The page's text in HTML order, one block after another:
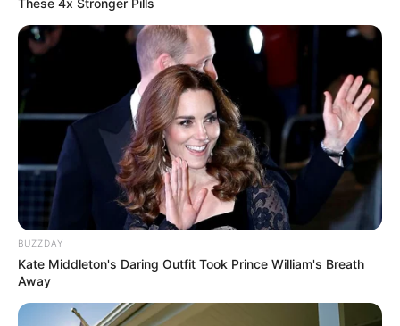
The World Cup 2026 Facts Fans Can't Stop Talking
BRAINBERRIES
These 4x Stronger Pills
BUZZDAY
Kate Middleton's Daring Outfit Took Prince William's Breath
Away